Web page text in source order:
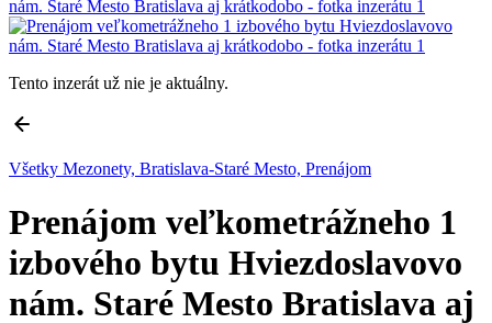
Tento inzerát už nie je aktuálny.
Všetky Mezonety, Bratislava-Staré Mesto, Prenájom
Prenájom veľkometrážneho 1
izbového bytu Hviezdoslavovo
nám. Staré Mesto Bratislava aj